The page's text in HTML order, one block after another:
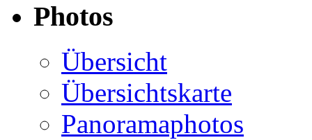
Photos
Übersicht
Übersichtskarte
Panoramaphotos